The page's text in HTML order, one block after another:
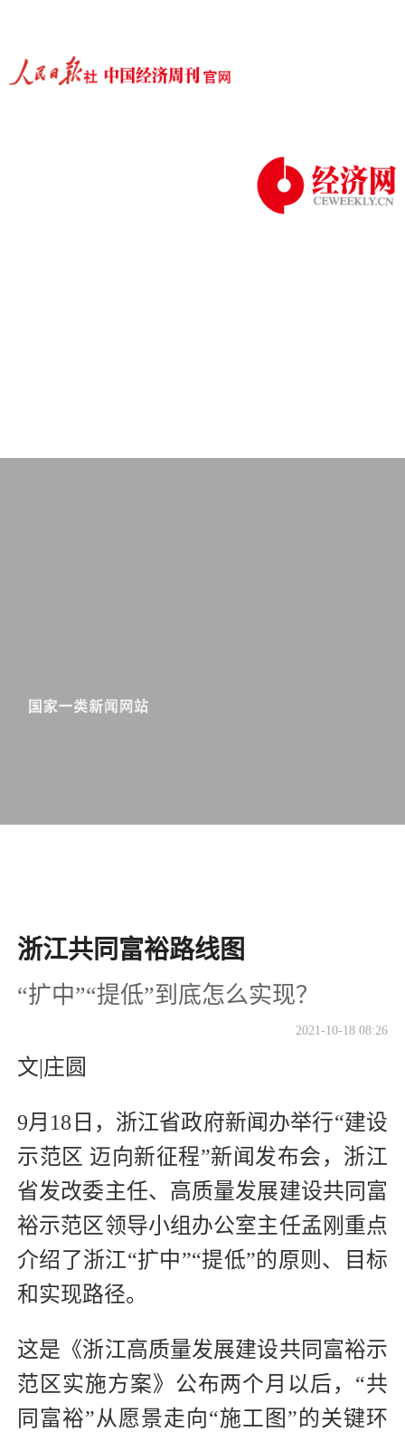
浙江共同富裕路线图
“扩中”“提低”到底怎么实现？
2021-10-18 08:26
文|庄圆
9月18日，浙江省政府新闻办举行“建设
示范区 迈向新征程”新闻发布会，浙江
省发改委主任、高质量发展建设共同富
裕示范区领导小组办公室主任孟刚重点
介绍了浙江“扩中”“提低”的原则、目标
和实现路径。
这是《浙江高质量发展建设共同富裕示
范区实施方案》公布两个月以后，“共
同富裕”从愿景走向“施工图”的关键环